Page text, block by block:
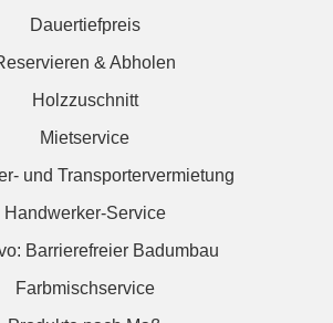
Dauertiefpreis
& Abholen
Holzzuschnitt
Mietservice
und Transportervermietung
Handwerker-Service
Barrierefreier Badumbau
Farbmischservice